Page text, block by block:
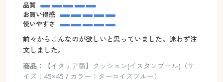
品質
お買い得感
使いやすさ
前々からこんなのが欲しいと思っていました。迷わず注
文しました。
商品：
【イタリア製】クッション(イスタンブール)（サ
イズ：45×45 / カラー：ターコイズブルー）